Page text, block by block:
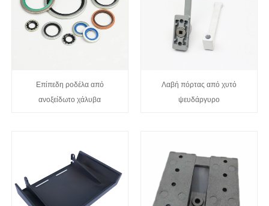
Επίπεδη ροδέλα από
ανοξείδωτο χάλυβα
Λαβή πόρτας από χυτό
ψευδάργυρο